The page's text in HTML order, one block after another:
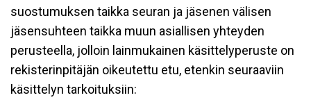
suostumuksen taikka seuran ja jäsenen välisen
jäsensuhteen taikka muun asiallisen yhteyden
perusteella, jolloin lainmukainen käsittelyperuste on
rekisterinpitäjän oikeutettu etu, etenkin seuraaviin
käsittelyn tarkoituksiin: